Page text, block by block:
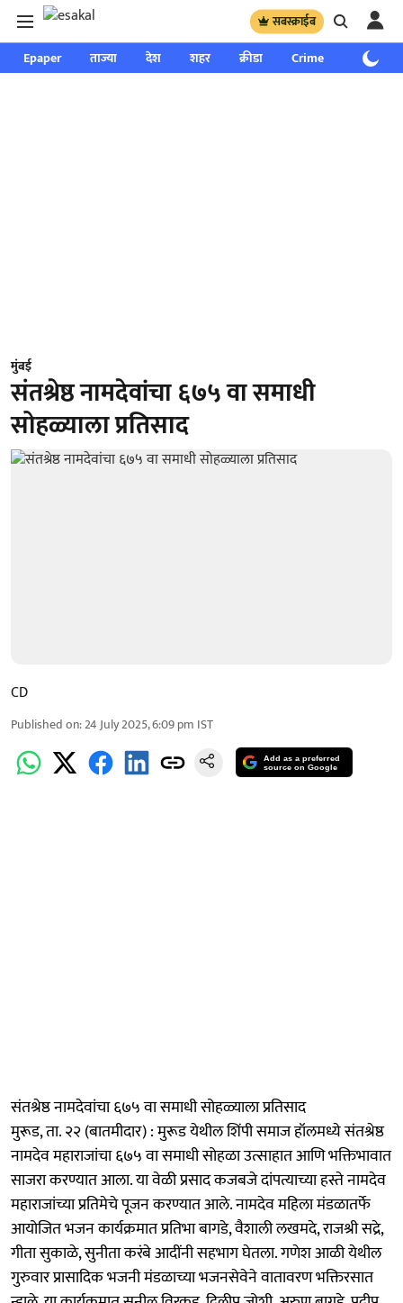
सबस्क्राईब
Epaper ताज्या देश शहर क्रीडा Crime साप्ताहिक
मुंबई
संतश्रेष्ठ नामदेवांचा ६७५ वा समाधी
सोहळ्याला प्रतिसाद
CD
Published on:24 July 2025, 6:09 pm IST
Add as a preferred
source on Google
संतश्रेष्ठ नामदेवांचा ६७५ वा समाधी सोहळ्याला प्रतिसाद
मुरूड, ता. २२ (बातमीदार) : मुरूड येथील शिंपी समाज हॉलमध्ये संतश्रेष्ठ
नामदेव महाराजांचा ६७५ वा समाधी सोहळा उत्साहात आणि भक्तिभावात
साजरा करण्यात आला. या वेळी प्रसाद कजबजे दांपत्याच्या हस्ते नामदेव
महाराजांच्या प्रतिमेचे पूजन करण्यात आले. नामदेव महिला मंडळातर्फे
आयोजित भजन कार्यक्रमात प्रतिभा बागडे, वैशाली लखमदे, राजश्री सद्रे,
गीता सुकाळे, सुनीता करंबे आदींनी सहभाग घेतला. गणेश आळी येथील
गुरुवार प्रासादिक भजनी मंडळाच्या भजनसेवेने वातावरण भक्तिरसात